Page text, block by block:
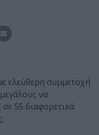
ελεύθερη συμμετοχή
να
55 διαφορετικά